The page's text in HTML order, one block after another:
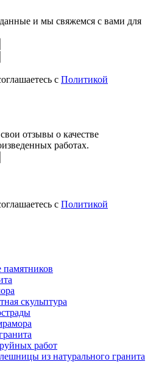
и мы свяжемся с вами для
с Политикой
отзывы о качестве
работах.
с Политикой
памятников
скульптура
работ
из натурального гранита